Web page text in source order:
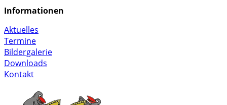
Informationen
Aktuelles
Termine
Bildergalerie
Downloads
Kontakt